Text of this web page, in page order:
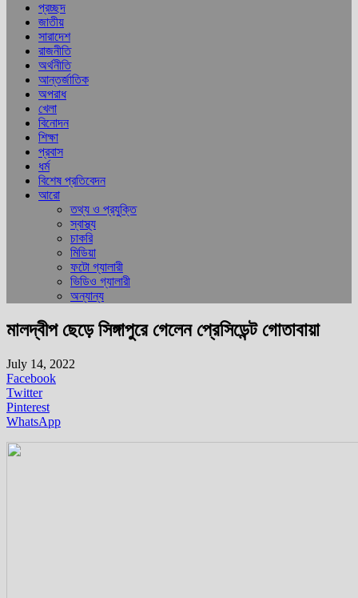
প্রচ্ছদ
জাতীয়
সারাদেশ
রাজনীতি
অর্থনীতি
আন্তর্জাতিক
অপরাধ
খেলা
বিনোদন
শিক্ষা
প্রবাস
ধর্ম
বিশেষ প্রতিবেদন
আরো
তথ্য ও প্রযুক্তি
স্বাস্থ্য
চাকরি
মিডিয়া
ফটো গ্যালারী
ভিডিও গ্যালারী
অন্যান্য
মালদ্বীপ ছেড়ে সিঙ্গাপুরে গেলেন প্রেসিডেন্ট গোতাবায়া
July 14, 2022
Facebook
Twitter
Pinterest
WhatsApp